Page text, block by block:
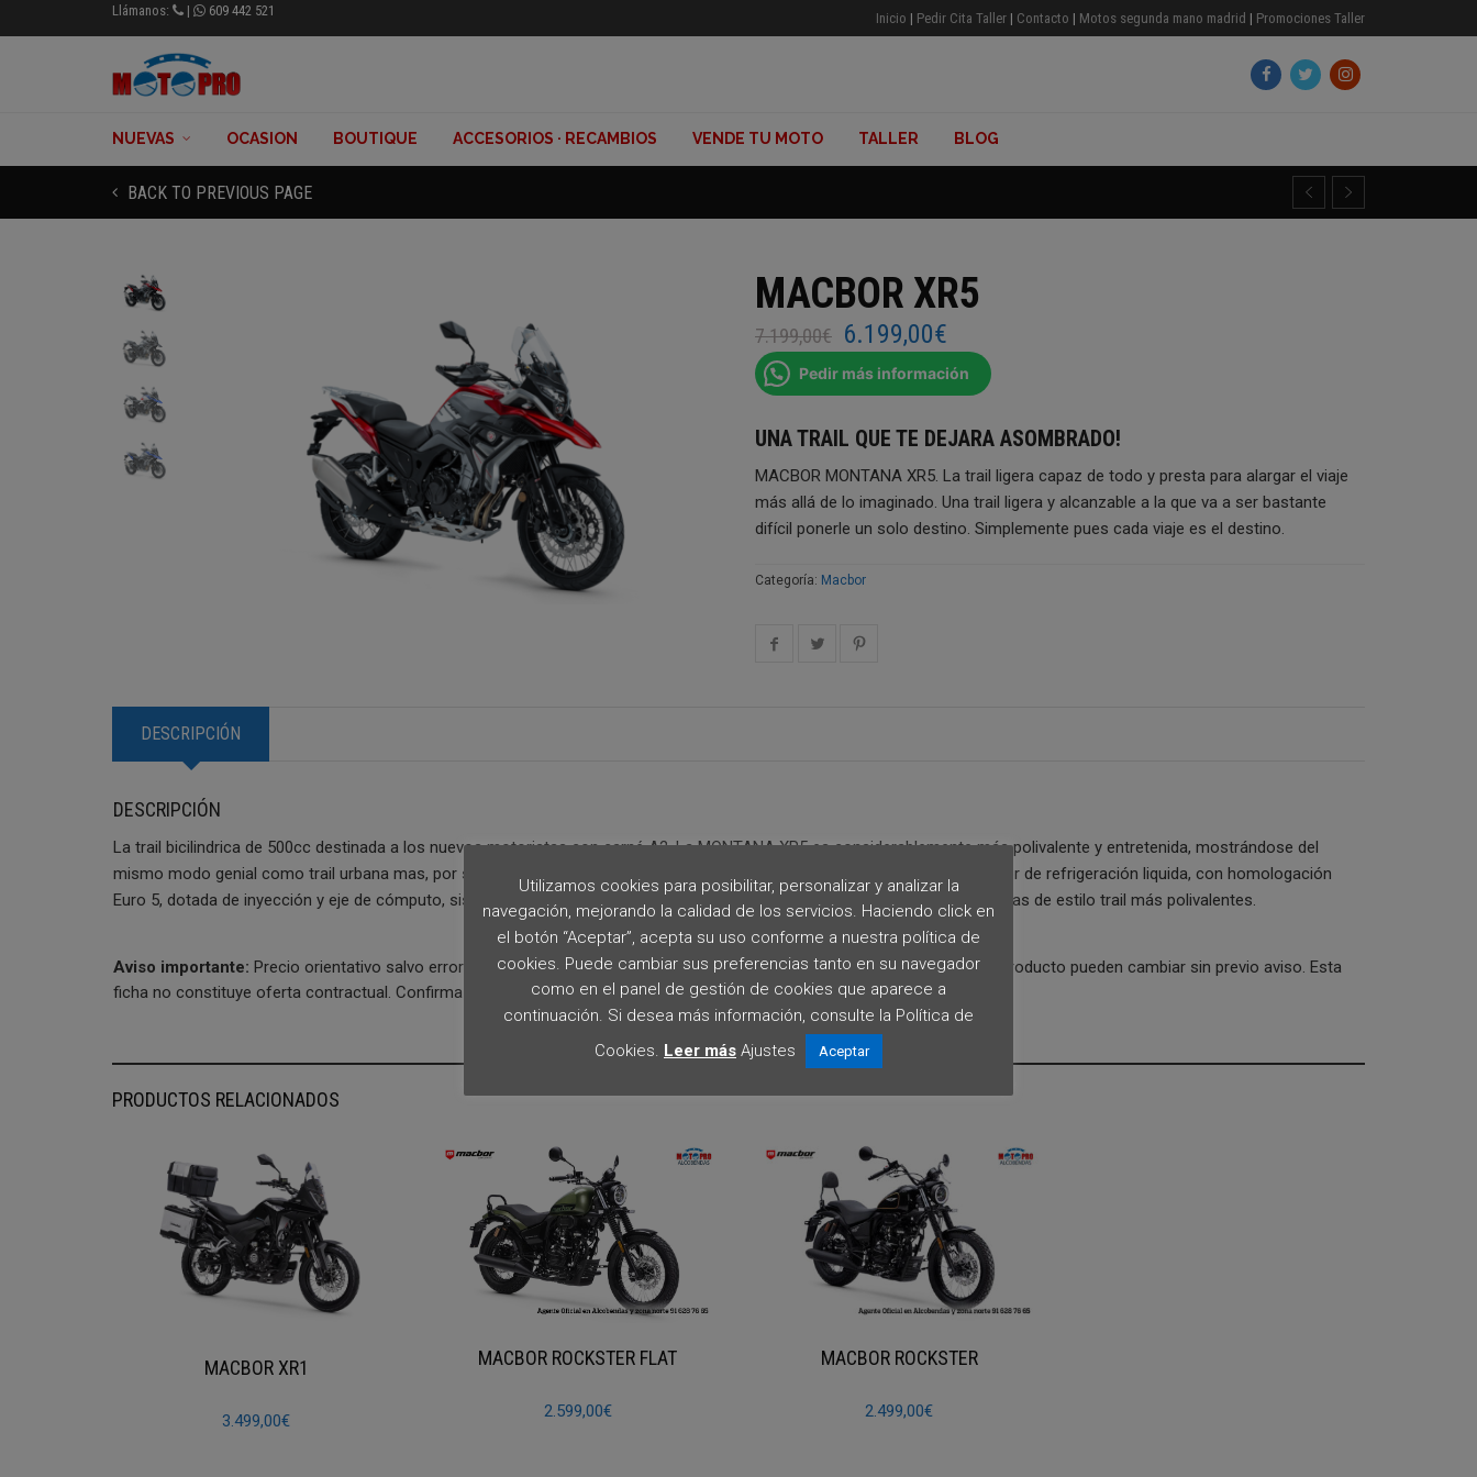
Llámanos: | 609 442 521 Inicio | Pedir Cita Taller | Contacto | Motos segunda mano madrid | Promociones Taller
NUEVAS OCASION BOUTIQUE ACCESORIOS · RECAMBIOS VENDE TU MOTO TALLER BLOG
BACK TO PREVIOUS PAGE
MACBOR XR5
7.199,00€ El
precio
original
7.199,00€.
6.199,00€
precio
actual
6.199,00€.
Pedir más información
UNA TRAIL QUE TE DEJARA ASOMBRADO!
MACBOR MONTANA XR5. La trail ligera capaz de todo y presta para alargar el viaje
más allá de lo imaginado. Una trail ligera y alcanzable a la que va a ser bastante
difícil ponerle un solo destino. Simplemente pues cada viaje es el destino.
Categoría: Macbor
DESCRIPCIÓN
DESCRIPCIÓN
La trail bicilindrica de 500cc destinada a los nuevos motoristas con carné A2. La MONTANA XR5 es considerablemente más polivalente y entretenida, mostrándose del
mismo modo genial como trail urbana mas, por su mayor cilindrada, es capaz de ofrecer un maýor radio de acción. Su motor de refrigeración liquida, con homologación
Euro 5, dotada de inyección y eje de cómputo, sistema antibloqueo de frenada ABS, la transforman en una de las motocicletas de estilo trail más polivalentes.
Aviso importante: Precio orientativo salvo error tipográfico. La información, disponibilidad, imágenes y características del producto pueden cambiar sin previo aviso. Esta
ficha no constituye oferta contractual. Confirma el precio final y las condiciones en tienda o por contacto directo.
PRODUCTOS RELACIONADOS
MACBOR XR1
3.499,00€
MACBOR ROCKSTER FLAT
2.599,00€
MACBOR ROCKSTER
2.499,00€
Utilizamos cookies para posibilitar, personalizar y analizar la
navegación, mejorando la calidad de los servicios. Haciendo click en
el botón “Aceptar”, acepta su uso conforme a nuestra política de
cookies. Puede cambiar sus preferencias tanto en su navegador
como en el panel de gestión de cookies que aparece a
continuación. Si desea más información, consulte la Política de
Cookies. Leer más Ajustes Aceptar